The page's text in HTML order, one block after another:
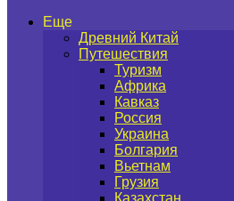
Еще
Древний Китай
Путешествия
Туризм
Африка
Кавказ
Россия
Украина
Болгария
Вьетнам
Грузия
Казахстан